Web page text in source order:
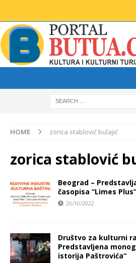
HOME zorica stablović bulajić
zorica stablović
Beograd –
časopisa “Limes Plus”
20/10/2022
Društvo za kulturni
Predstavljena
istorija Paštrovića“